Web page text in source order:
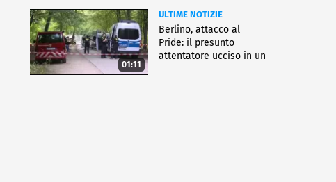
01:11
ULTIME NOTIZIE
Berlino, attacco al
Pride: il presunto
attentatore ucciso in un